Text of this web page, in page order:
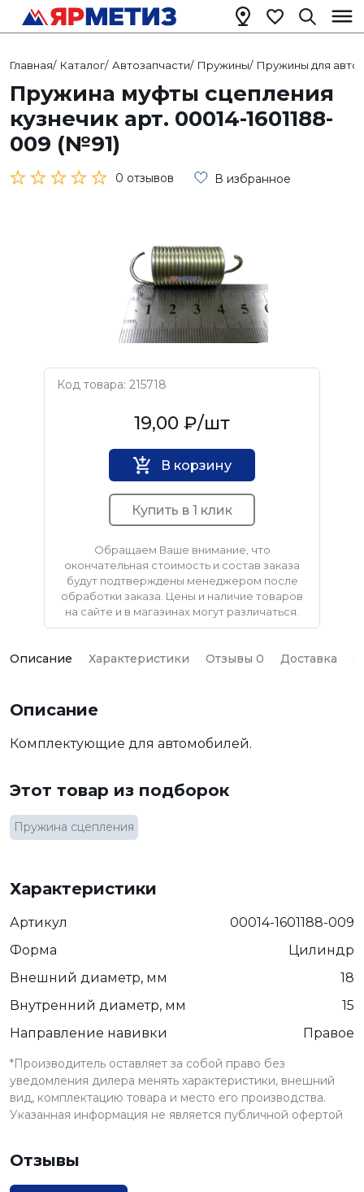
Главная/ Каталог/ Автозапчасти/ Пружины/ Пружины для
Пружина муфты сцепления
кузнечик арт. 00014-1601188-
009 (№91)
0 отзывов В избранное
Код товара: 215718
Нет бренда19,00 ₽/шт
В корзину
Купить в 1 клик
Обращаем Ваше внимание, что
окончательная стоимость и состав заказа
будут подтверждены менеджером после
обработки заказа. Цены и наличие товаров
на сайте и в магазинах могут различаться.
Описание Характеристики Отзывы 0 Доставка
Описание
Комплектующие для автомобилей.
Этот товар из подборок
Пружина сцепления
Характеристики
Артикул
00014-1601188-009
Форма
Цилиндр
Внешний диаметр, мм
18
Внутренний диаметр, мм
15
Направление навивки
Правое
*Производитель оставляет за собой право без
уведомления дилера менять характеристики, внешний
вид, комплектацию товара и место его производства.
Указанная информация не является публичной офертой
Отзывы